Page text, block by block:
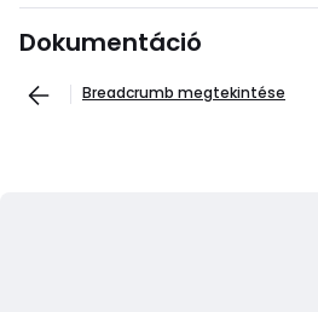
Dokumentáció
Breadcrumb megtekintése